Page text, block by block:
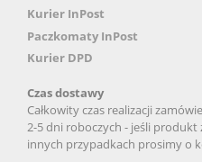
Kurier InPost
Paczkomaty InPost
Kurier DPD
Czas dostawy
Całkowity czas realizacji
2-5 dni roboczych - jeśli produkt
innych przypadkach prosimy o